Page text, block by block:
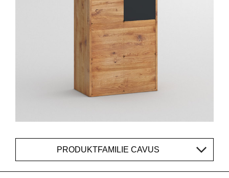
PRODUKTFAMILIE CAVUS